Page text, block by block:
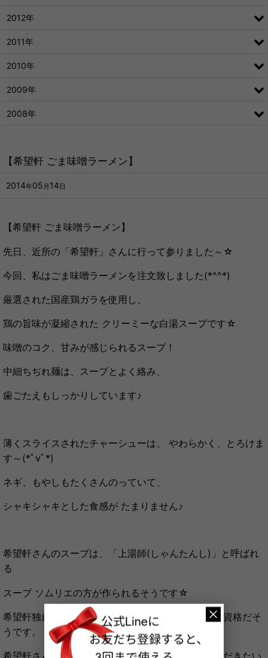
【希望軒 ごま味噌ラーメン】
2014年05 月 14 日
【希望軒 ごま味噌ラーメン】
先日、近所の「希望軒」さんに行って参りました～☆
今回、私はごま味噌ラーメンを注文致しました(*^^*)
厳選された国産鶏ガラを使用し、
鶏の旨味が凝縮された クリーミーな白湯スープです☆
味噌のコク、甘みが感じられるスープ！
中細ちぢれ麺は、スープとよく絡み、
歯ごたえもしっかりしています♪
薄くスライスされたチャーシューは、 やわらかく、とろけま
す～(*ﾟvﾟ*)
ネギ、もやしもたくさんのっていて、
シャキシャキとした食感が たまりません♪
希望軒さんのスープは、「上湯師(しゃんたんし)」と呼ばれ
る
スープ ソムリエの方が作られるそうです☆
希望軒独自の試験に合格した者だけが、与えられる資格だそ
うです。
希望軒さんのこだわりのスープ、ぜひ味わっていただきたい
2012年
2011年
2010年
2009年
2008年